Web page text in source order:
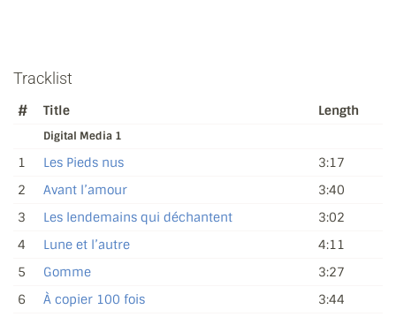
Tracklist
# Title Length
Digital Media 1
1 Les Pieds nus
3:17
2
Avant l’amour
3:40
3
Les lendemains qui déchantent
3:02
4
Lune et l’autre
4:11
5
Gomme
3:27
6
À copier 100 fois
3:44